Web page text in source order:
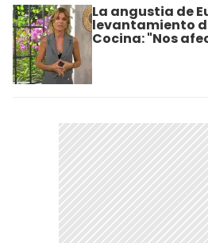
La angustia de
levantamiento
Cocina: "Nos